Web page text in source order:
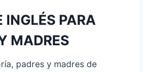
INGLÉS PARA
MADRES
padres y madres de